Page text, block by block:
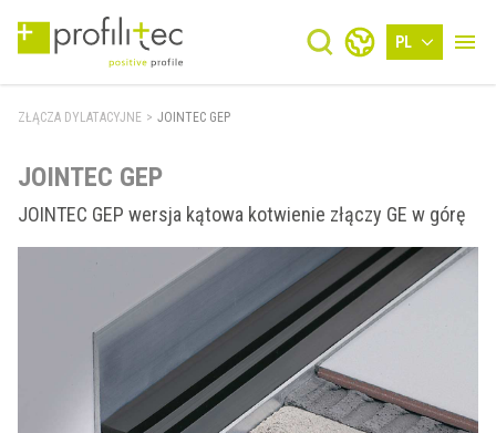
PL
ZŁĄCZA DYLATACYJNE > JOINTEC GEP
JOINTEC GEP
JOINTEC GEP wersja kątowa kotwienie złączy GE w górę